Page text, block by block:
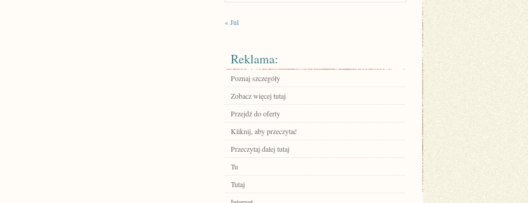
« Jul
Reklama:
Poznaj szczegóły
Zobacz więcej tutaj
Przejdź do oferty
Kliknij, aby przeczytać
Przeczytaj dalej tutaj
Tu
Tutaj